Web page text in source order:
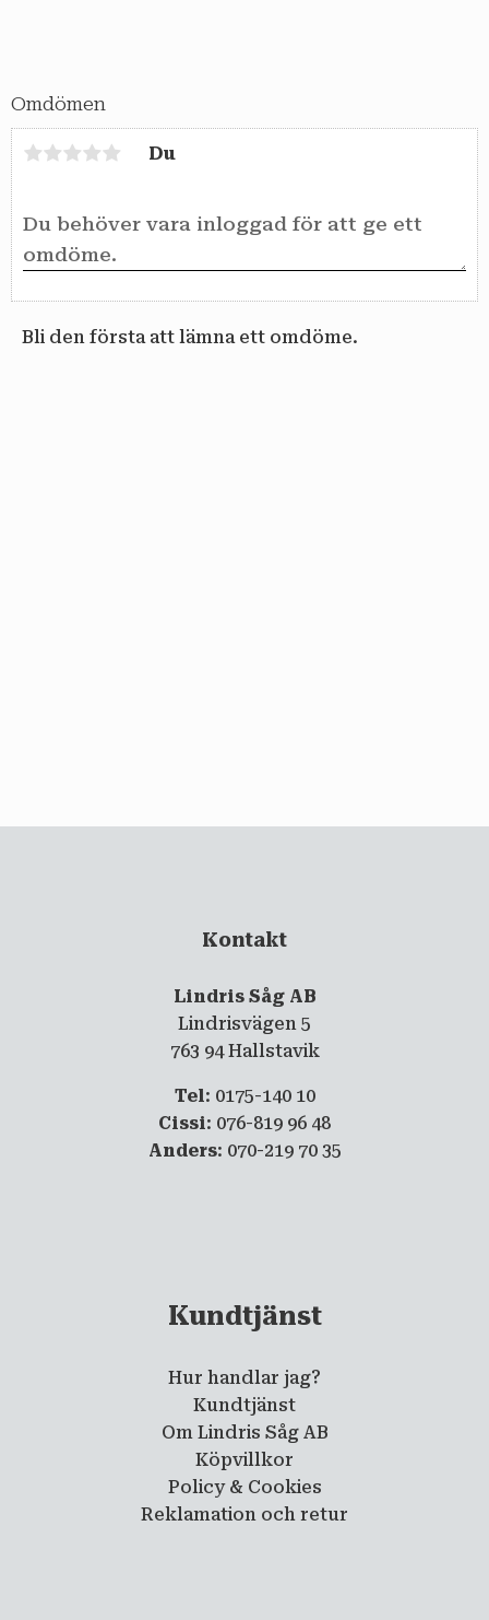
Omdömen
Du
Bli den första att lämna ett omdöme.
Kontakt
Lindris Såg AB
Lindrisvägen 5
763 94 Hallstavik
Tel: 0175-140 10
Cissi: 076-819 96 48
Anders: 070-219 70 35
Kundtjänst
Hur handlar jag?
Kundtjänst
Om Lindris Såg AB
Köpvillkor
Policy & Cookies
Reklamation och retur